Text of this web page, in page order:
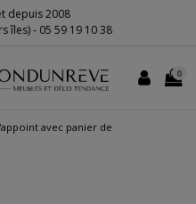
depuis 2008
îles) - 05 59 19 10 38
0
avec panier de